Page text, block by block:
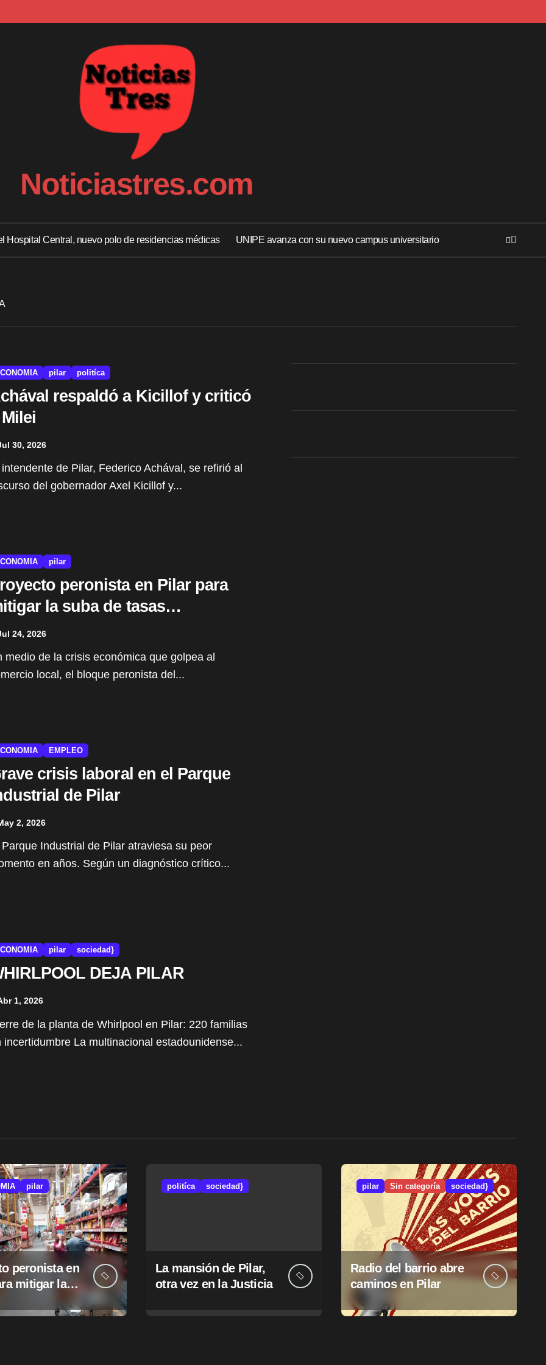
Noticiastres.com
Hospital Central, nuevo polo de residencias médicas UNIPE avanza con su nuevo campus universitario
pilar politíca
respaldó a Kicillof y criticó
30, 2026
del gobernador Axel Kicillof y...
pilar
peronista en Pilar para
la suba de tasas
24, 2026
local, el bloque peronista del...
EMPLEO
crisis laboral en el Parque
de Pilar
2, 2026
en años. Según un diagnóstico crítico...
pilar sociedad}
DEJA PILAR
1, 2026
incertidumbre La multinacional estadounidense...
pilar
peronista en
mitigar la
politíca sociedad}
La mansión de Pilar,
otra vez en la Justicia
pilar Sin categoría sociedad}
Radio del barrio abre
caminos en Pilar